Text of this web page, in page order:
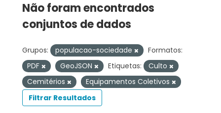
Não foram encontrados
conjuntos de dados
Grupos: populacao-sociedade
Formatos:
PDF
GeoJSON Etiquetas:
Culto
Cemitérios
Equipamentos Coletivos
Filtrar Resultados